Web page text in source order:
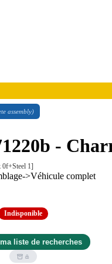
assembly)
-
0f+Steel 1]
>Véhicule complet
Indisponible